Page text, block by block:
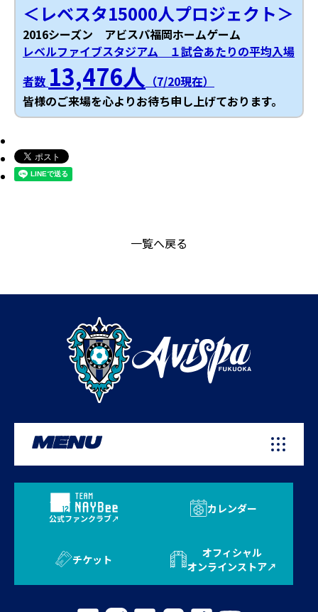
＜レベスタ15000人プロジェクト＞
2016シーズン アビスパ福岡ホームゲーム
レベルファイブスタジアム １試合あたりの平均入場
者数 13,476人 （7/20現在）
皆様のご来場を心よりお待ち申し上げております。
一覧へ戻る
MENU
公式ファンクラブ
カレンダー
チケット
オフィシャル
オンラインストア